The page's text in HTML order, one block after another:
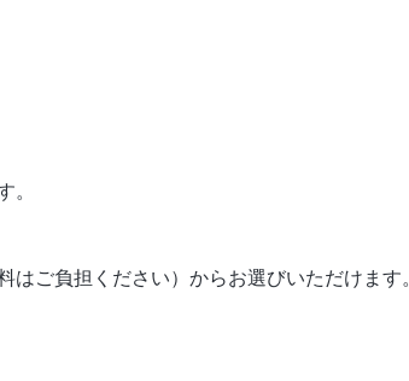
ご負担ください）からお選びいただけます。